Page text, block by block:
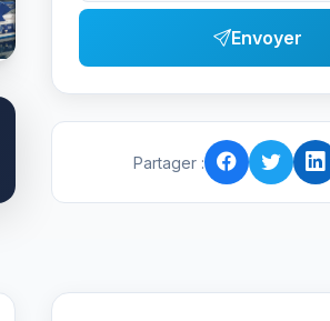
Envoyer
Partager :